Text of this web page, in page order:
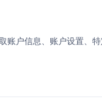
账户信息、账户设置、